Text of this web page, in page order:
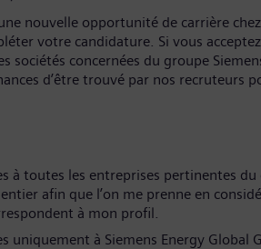
nouvelle opportunité de carrière
votre candidature. Si vous
sociétés concernées du groupe
d’être trouvé par nos recruteurs
à toutes les entreprises pertinentes
afin que l’on me prenne en
à mon profil.
uniquement à Siemens Energy Global